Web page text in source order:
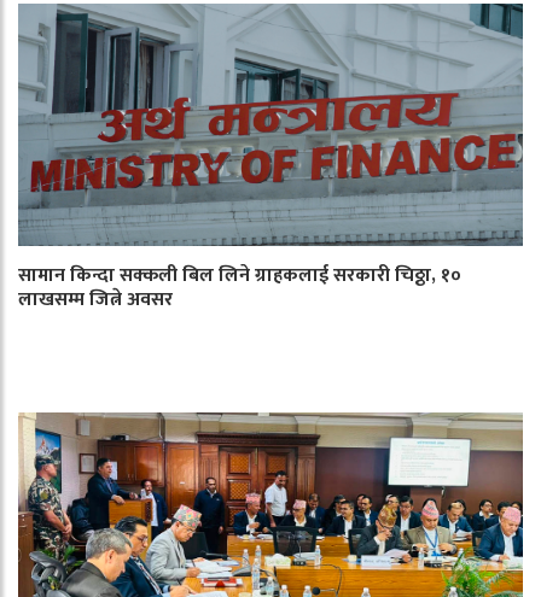
सामान किन्दा सक्कली बिल लिने ग्राहकलाई सरकारी चिठ्ठा, १०
लाखसम्म जित्ने अवसर